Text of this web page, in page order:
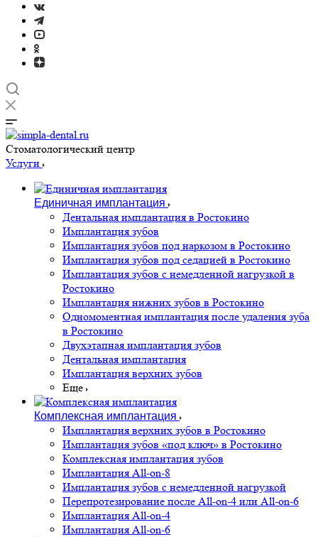
Cтоматологический центр
Услуги
Единичная имплантация
Дентальная имплантация в Ростокино
Имплантация зубов
Имплантация зубов под наркозом в Ростокино
Имплантация зубов под седацией в Ростокино
Имплантация зубов с немедленной нагрузкой в
Ростокино
Имплантация нижних зубов в Ростокино
Одномоментная имплантация после удаления зуба
в Ростокино
Двухэтапная имплантация зубов
Дентальная имплантация
Имплантация верхних зубов
Еще
Комплексная имплантация
Имплантация верхних зубов в Ростокино
Имплантация зубов «под ключ» в Ростокино
Комплексная имплантация зубов
Имплантация All-on-8
Имплантация зубов с немедленной нагрузкой
Перепротезирование после All-on-4 или All-on-6
Имплантация All-on-4
Имплантация All-on-6